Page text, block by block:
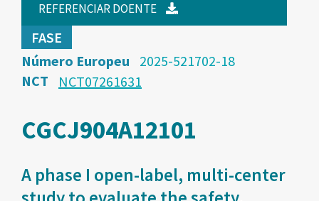
REFERENCIAR DOENTE
FASE
Número Europeu
2025-521702-18
NCT
NCT07261631
CGCJ904A12101
A phase I open-label, multi-center